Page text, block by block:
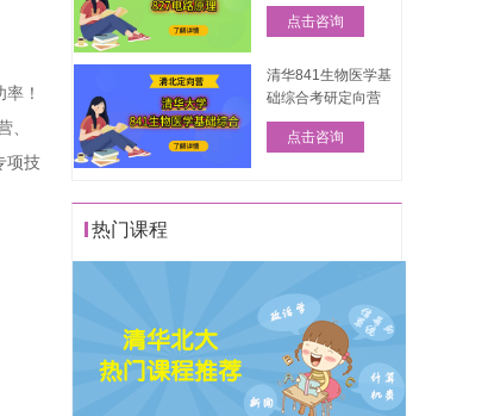
！
、
项技
点击咨询
清华841生物医学基
础综合考研定向营
点击咨询
热门课程